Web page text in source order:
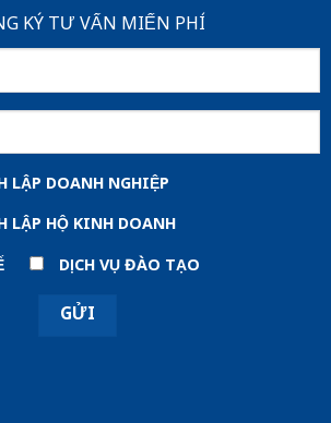
KÝ TƯ VẤN MIẾN PHÍ
LẬP DOANH NGHIỆP
LẬP HỘ KINH DOANH
DỊCH VỤ ĐÀO TẠO